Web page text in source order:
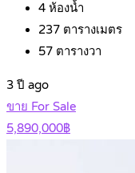
4 ห้องน้ำ
237 ตารางเมตร
57 ตารางวา
3 ปี ago
ขาย For Sale
5,890,000฿